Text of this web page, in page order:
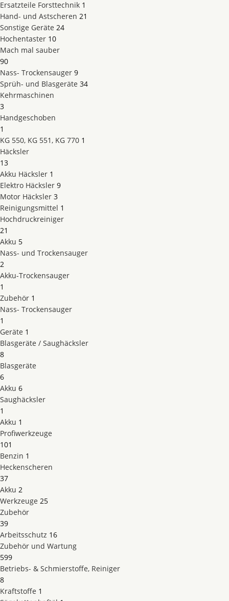
Ersatzteile Forsttechnik 1
Hand- und Astscheren 21
Sonstige Geräte 24
Hochentaster 10
Mach mal sauber
90
Nass- Trockensauger 9
Sprüh- und Blasgeräte 34
Kehrmaschinen
3
Handgeschoben
1
KG 550, KG 551, KG 770 1
Häcksler
13
Akku Häcksler 1
Elektro Häcksler 9
Motor Häcksler 3
Reinigungsmittel 1
Hochdruckreiniger
21
Akku 5
Nass- und Trockensauger
2
Akku-Trockensauger
1
Zubehör 1
Nass- Trockensauger
1
Geräte 1
Blasgeräte / Saughäcksler
8
Blasgeräte
6
Akku 6
Saughäcksler
1
Akku 1
Profiwerkzeuge
101
Benzin 1
Heckenscheren
37
Akku 2
Werkzeuge 25
Zubehör
39
Arbeitsschutz 16
Zubehör und Wartung
599
Betriebs- & Schmierstoffe, Reiniger
8
Kraftstoffe 1